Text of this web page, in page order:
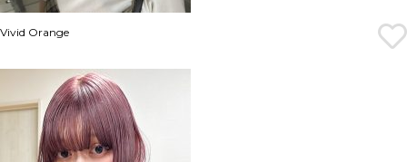
Vivid Orange